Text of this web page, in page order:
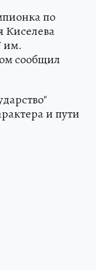
по
им.
сообщил
и пути